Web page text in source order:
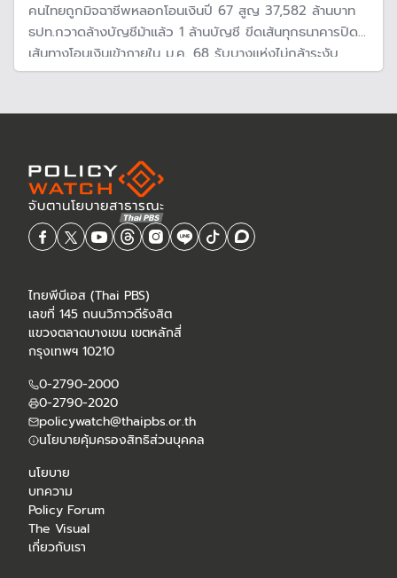
คนไทยถูกมิจฉาชีพหลอกโอนเงินปี 67 สูญ 37,582 ล้านบาท
ธปท.กวาดล้างบัญชีม้าแล้ว 1 ล้านบัญชี ขีดเส้นทุกธนาคารปิด
เส้นทางโอนเงินเข้าภายใน ม.ค. 68 รับบางแห่งไม่กล้าระงับ
ธุรกรรมเพราะกลัวถูกฟ้อง เผยกำลังศึกษาเอไอรับมือภัยรูป
ไทยพีบีเอส (Thai PBS)
เลขที่ 145 ถนนวิภาวดีรังสิต
แขวงตลาดบางเขน เขตหลักสี่
กรุงเทพฯ 10210
0-2790-2000
0-2790-2020
policywatch@thaipbs.or.th
นโยบายคุ้มครองสิทธิส่วนบุคคล
นโยบาย
บทความ
Policy Forum
The Visual
เกี่ยวกับเรา